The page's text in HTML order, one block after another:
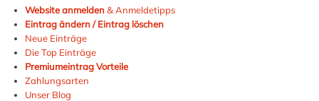
Website anmelden& Anmeldetipps
Eintrag ändern / Eintrag löschen
Neue Einträge
Die Top Einträge
Premiumeintrag Vorteile
Zahlungsarten
Unser Blog